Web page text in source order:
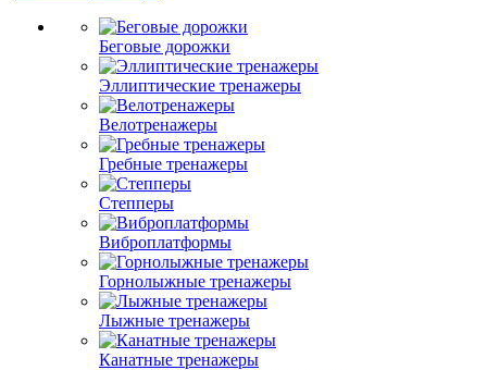
Беговые дорожки
Эллиптические тренажеры
Велотренажеры
Гребные тренажеры
Степперы
Виброплатформы
Горнолыжные тренажеры
Лыжные тренажеры
Канатные тренажеры